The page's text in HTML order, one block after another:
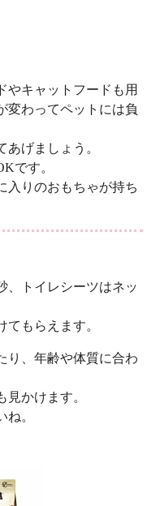
やキャットフードも用
変わってペットには負
げましょう。
です。
入りのおもちゃが持ち
、トイレシーツはネッ
もらえます。
り、年齢や体質に合わ
かけます。
。